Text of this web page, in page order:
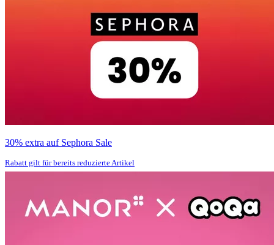
30% extra auf Sephora Sale
Rabatt gilt für bereits reduzierte Artikel